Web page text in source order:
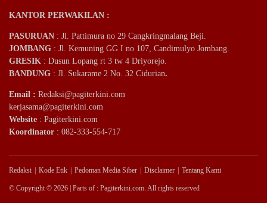
KANTOR PERWAKILAN :
PASURUAN : Jl. Pattimura no 29 Cangkringmalang Beji.
JOMBANG : Jl. Kemuning GG I no 107, Candimulyo Jombang.
GRESIK : Dusun Lopang rt 3 tw 4 Driyorejo.
BANDUNG : Jl. Sukarame 2 No. 32 Cidurian.
Email : Redaksi@pagiterkini.com
kerjasama@pagiterkini.com
Website : Pagiterkini.com
Koordinator : 082-333-554-717
Redaksi Kode Etik Pedoman Media Siber Disclaimer Tentang Kami
© Copyright © 2026 | Parts of : Pagiterkini.com. All rights reserved